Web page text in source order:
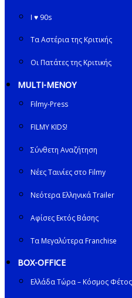
I ♥ 90s
Τα Αστέρια της Κριτικής
Οι Πατάτες της Κριτικής
MULTI-ΜΕΝΟΥ
Filmy-Press
FILMY KIDS!
Σύνθετη Αναζήτηση
Νέες Ταινίες στο Filmy
Νεότερα Ελληνικά Trailer
Αφίσες Εκτός Βάσης
Τα Μεγαλύτερα Franchise
BOX-OFFICE
Ελλάδα Τώρα – Κόσμος Φέτος